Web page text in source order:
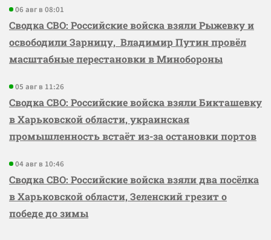
06 авг в 08:01
Сводка СВО: Российские войска взяли Рыжевку и
освободили Зарницу, Владимир Путин провёл
масштабные перестановки в Минобороны
05 авг в 11:26
Сводка СВО: Российские войска взяли Бикташевку
в Харьковской области, украинская
промышленность встаёт из-за остановки портов
04 авг в 10:46
Сводка СВО: Российские войска взяли два посёлка
в Харьковской области, Зеленский грезит о
победе до зимы